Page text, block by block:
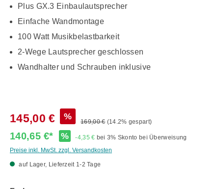
Plus GX.3 Einbaulautsprecher
Einfache Wandmontage
100 Watt Musikbelastbarkeit
2-Wege Lautsprecher geschlossen
Wandhalter und Schrauben inklusive
145,00 € %
169,00 € (14.2% gespart)
140,65 €* % -4,35 € bei 3% Skonto bei Überweisung
Preise inkl. MwSt. zzgl. Versandkosten
auf Lager, Lieferzeit 1-2 Tage